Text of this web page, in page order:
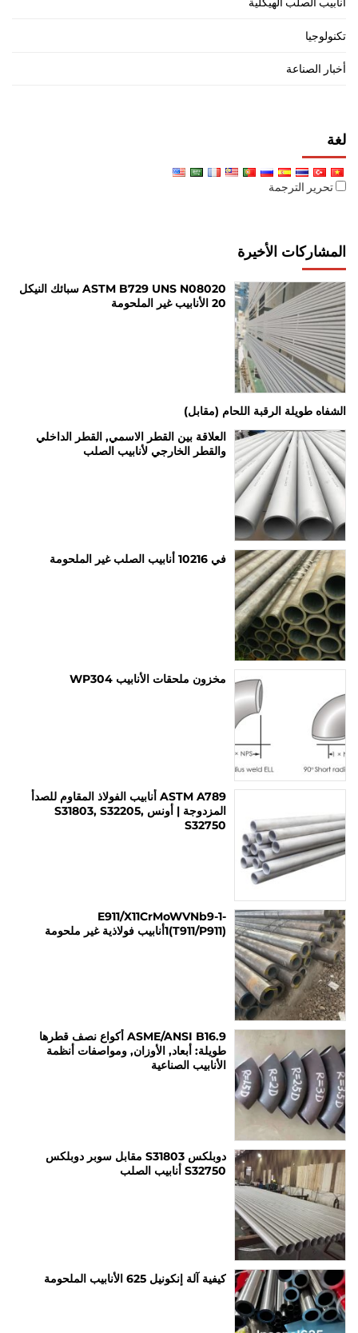
تكنولوجيا
أخبار الصناعة
لغة
تحرير الترجمة
المشاركات الأخيرة
ASTM B729 UNS N08020 سبائك النيكل
20 الأنابيب غير الملحومة
الشفاه طويلة الرقبة اللحام (مقابل)
العلاقة بين القطر الاسمي, القطر الداخلي
والقطر الخارجي لأنابيب الصلب
في 10216 أنابيب الصلب غير الملحومة
مخزون ملحقات الأنابيب WP304
ASTM A789 أنابيب الفولاذ المقاوم للصدأ
المزدوجة | أونس S31803, S32205,
S32750
E911/X11CrMoWVNb9-1-
1(T911/P911)أنابيب فولاذية غير ملحومة
ASME/ANSI B16.9 أكواع نصف قطرها
طويلة: أبعاد, الأوزان, ومواصفات أنظمة
الأنابيب الصناعية
دوبلكس S31803 مقابل سوبر دوبلكس
S32750 أنابيب الصلب
كيفية آلة إنكونيل 625 الأنابيب الملحومة